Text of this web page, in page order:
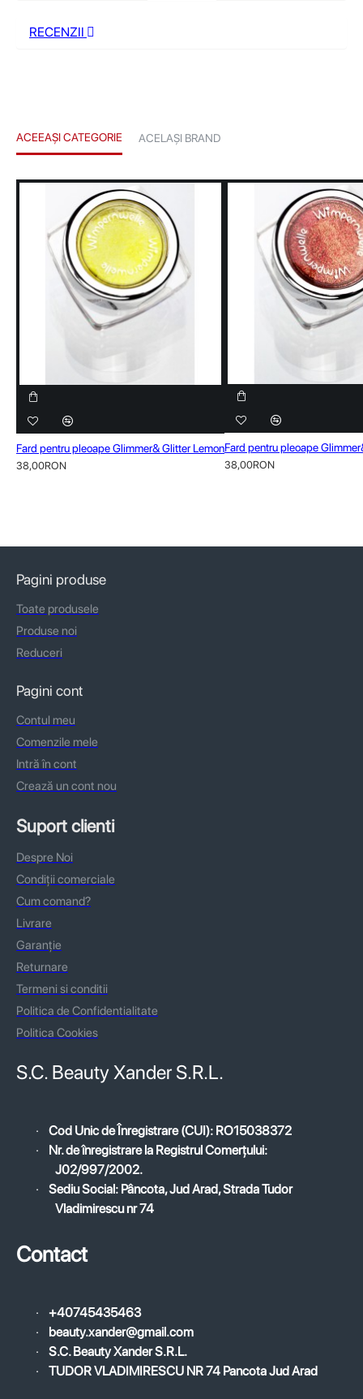
RECENZII
ACEEAȘI CATEGORIE ACELAȘI BRAND
Fard pentru pleoape Glimmer& Glitter Lemon
38,00RON
Fard pentru pleoape
38,00RON
Pagini produse
Toate produsele
Produse noi
Reduceri
Pagini cont
Contul meu
Comenzile mele
Intră în cont
Crează un cont nou
Suport clienti
Despre Noi
Condiții comerciale
Cum comand?
Livrare
Garanție
Returnare
Termeni si conditii
Politica de Confidentialitate
Politica Cookies
S.C. Beauty Xander S.R.L.
·
Cod Unic de Înregistrare (CUI): RO15038372
·
Nr. de înregistrare la Registrul Comerțului:
J02/997/2002.
·
Sediu Social: Pâncota, Jud Arad, Strada Tudor
Vladimirescu nr 74
Contact
·
+40745435463
·
beauty.xander@gmail.com
·
S.C. Beauty Xander S.R.L.
·
TUDOR VLADIMIRESCU NR 74 Pancota Jud Arad